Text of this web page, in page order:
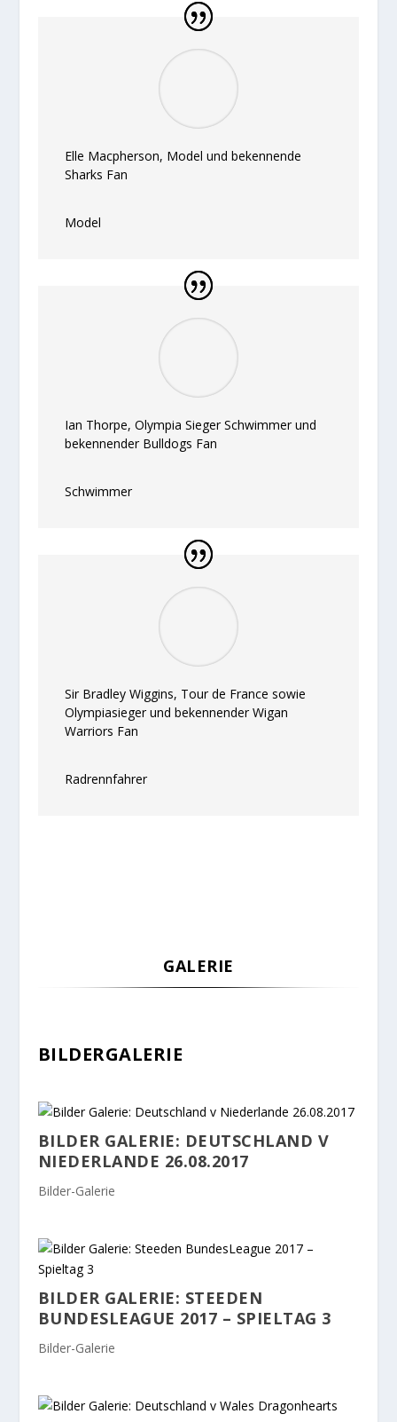
Elle Macpherson, Model und bekennende
Sharks Fan
Model
Ian Thorpe, Olympia Sieger Schwimmer und
bekennender Bulldogs Fan
Schwimmer
Sir Bradley Wiggins, Tour de France sowie
Olympiasieger und bekennender Wigan
Warriors Fan
Radrennfahrer
GALERIE
BILDERGALERIE
BILDER GALERIE: DEUTSCHLAND V
NIEDERLANDE 26.08.2017
Bilder-Galerie
BILDER GALERIE: STEEDEN
BUNDESLEAGUE 2017 – SPIELTAG 3
Bilder-Galerie